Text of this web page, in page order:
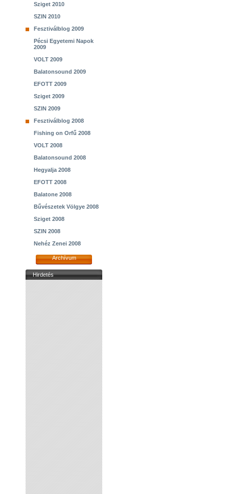
Sziget 2010
SZIN 2010
Fesztiválblog 2009
Pécsi Egyetemi Napok
2009
VOLT 2009
Balatonsound 2009
EFOTT 2009
Sziget 2009
SZIN 2009
Fesztiválblog 2008
Fishing on Orfű 2008
VOLT 2008
Balatonsound 2008
Hegyalja 2008
EFOTT 2008
Balatone 2008
Bűvészetek Völgye 2008
Sziget 2008
SZIN 2008
Nehéz Zenei 2008
Archívum
Hirdetés